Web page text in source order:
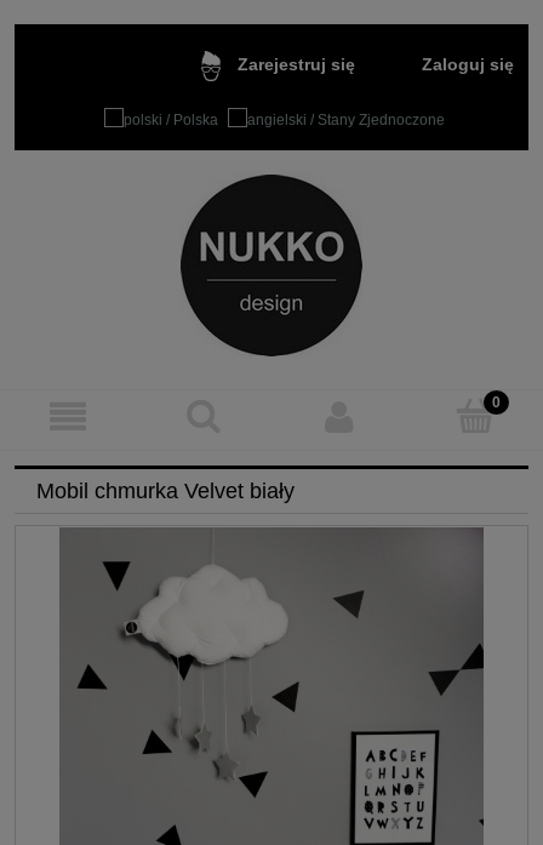
Zarejestruj się Zaloguj się
Mobil chmurka Velvet biały